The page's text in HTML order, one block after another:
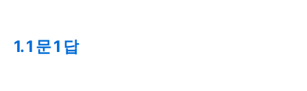
1. 1 문 1 답